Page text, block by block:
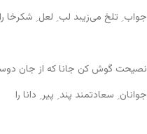
جواب ِ تلخ می‌زیبد لب ِ لعل ِ شکرخا را
نصیحت گوش کن جانا که از جان
جوانان ِ سعادتمند پند ِ پیر ِ دانا را